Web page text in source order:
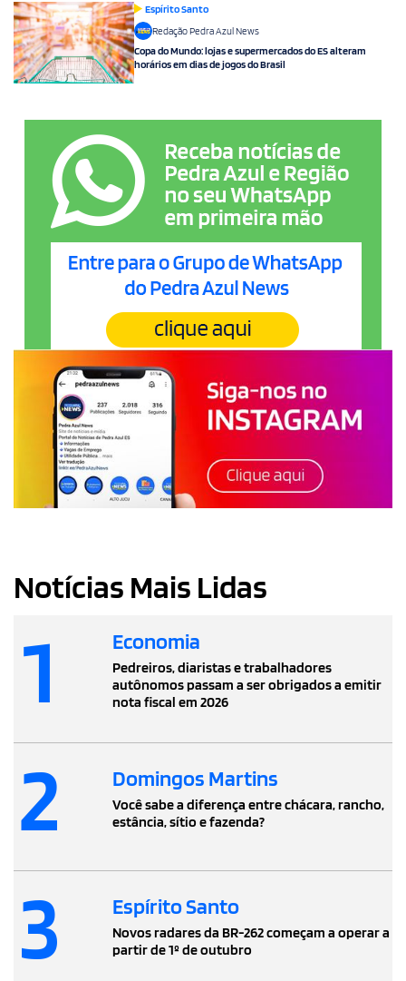
Espírito Santo
Redação Pedra Azul News
Copa do Mundo: lojas e supermercados do ES alteram
horários em dias de jogos do Brasil
Notícias Mais Lidas
1 Economia
Pedreiros, diaristas e trabalhadores
autônomos passam a ser obrigados a emitir
nota fiscal em 2026
2 Domingos Martins
Você sabe a diferença entre chácara, rancho,
estância, sítio e fazenda?
3 Espírito Santo
Novos radares da BR-262 começam a operar a
partir de 1º de outubro